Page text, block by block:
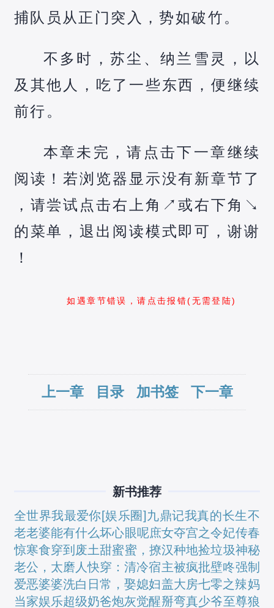
捕队员从正门突入，势如破竹。
不多时，苏尘、纳兰雪灵，以
及其他人，吃了一些东西，便继续
前行。
本章未完，请点击下一章继续
阅读！若浏览器显示没有新章节了
，请尝试点击右上角↗️或右下角↘️
的菜单，退出阅读模式即可，谢谢
！
如遇章节错误，请点击报错(无需登陆)
上一章 目录 加书签 下一章
新书推荐
全世界我最爱你[娱乐圈] 九鼎记我真的长生不
老老婆能有什么坏心眼呢庶女夺宫之令妃传春
惊寒食穿到废土甜蜜蜜，撩汉种地捡垃圾神秘
老公，太磨人快穿：清冷宿主被疯批壁咚强制
爱恶婆婆洗白日常，娶媳妇盖大房七零之辣妈
当家娱乐超级奶爸炮灰觉醒掰弯真少爷至尊狼